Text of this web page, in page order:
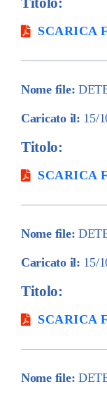
SCARICA
Nome file:
Caricato il: 15/
Titolo:
SCARICA
Nome file:
Caricato il: 15/
Titolo:
SCARICA
Nome file: